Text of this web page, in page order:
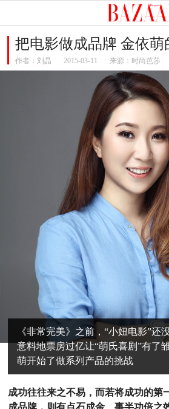
把电影做成品牌 金依萌
作者： 刘晶 2015-03-11 来源：时尚芭莎
《非常完美》之前，“小妞电影”还
意料地票房过亿让“萌氏喜剧”有了
萌开始了做系列产品的挑战
成功往往来之不易，而若将成功的第
成品牌，则有点石成金、事半功倍之